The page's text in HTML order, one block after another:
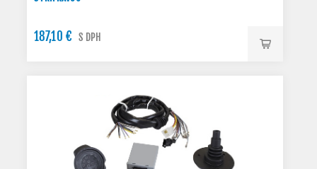
187,10 € S DPH